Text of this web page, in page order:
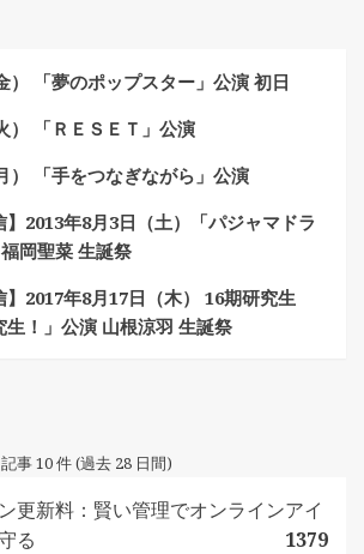
） 「夢のポップスター」公演 初日
） 「ＲＥＳＥＴ」公演
） 「手をつなぎながら」公演
】2013年8月3日（土）「パジャマドラ
岡聖菜 生誕祭
】2017年8月17日（木） 16期研究生
生！」公演 山根涼羽 生誕祭
事 10 件 (過去 28 日間)
更新料：賢い管理でオンラインアイ
る
1379